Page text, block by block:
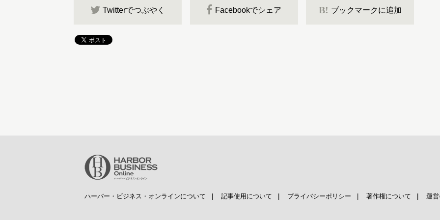
Twitterでつぶやく Facebookでシェア B! ブックマークに追加
ハーバー・ビジネス・オンラインについて 記事使用について プライバシーポリシー 著作権について 運